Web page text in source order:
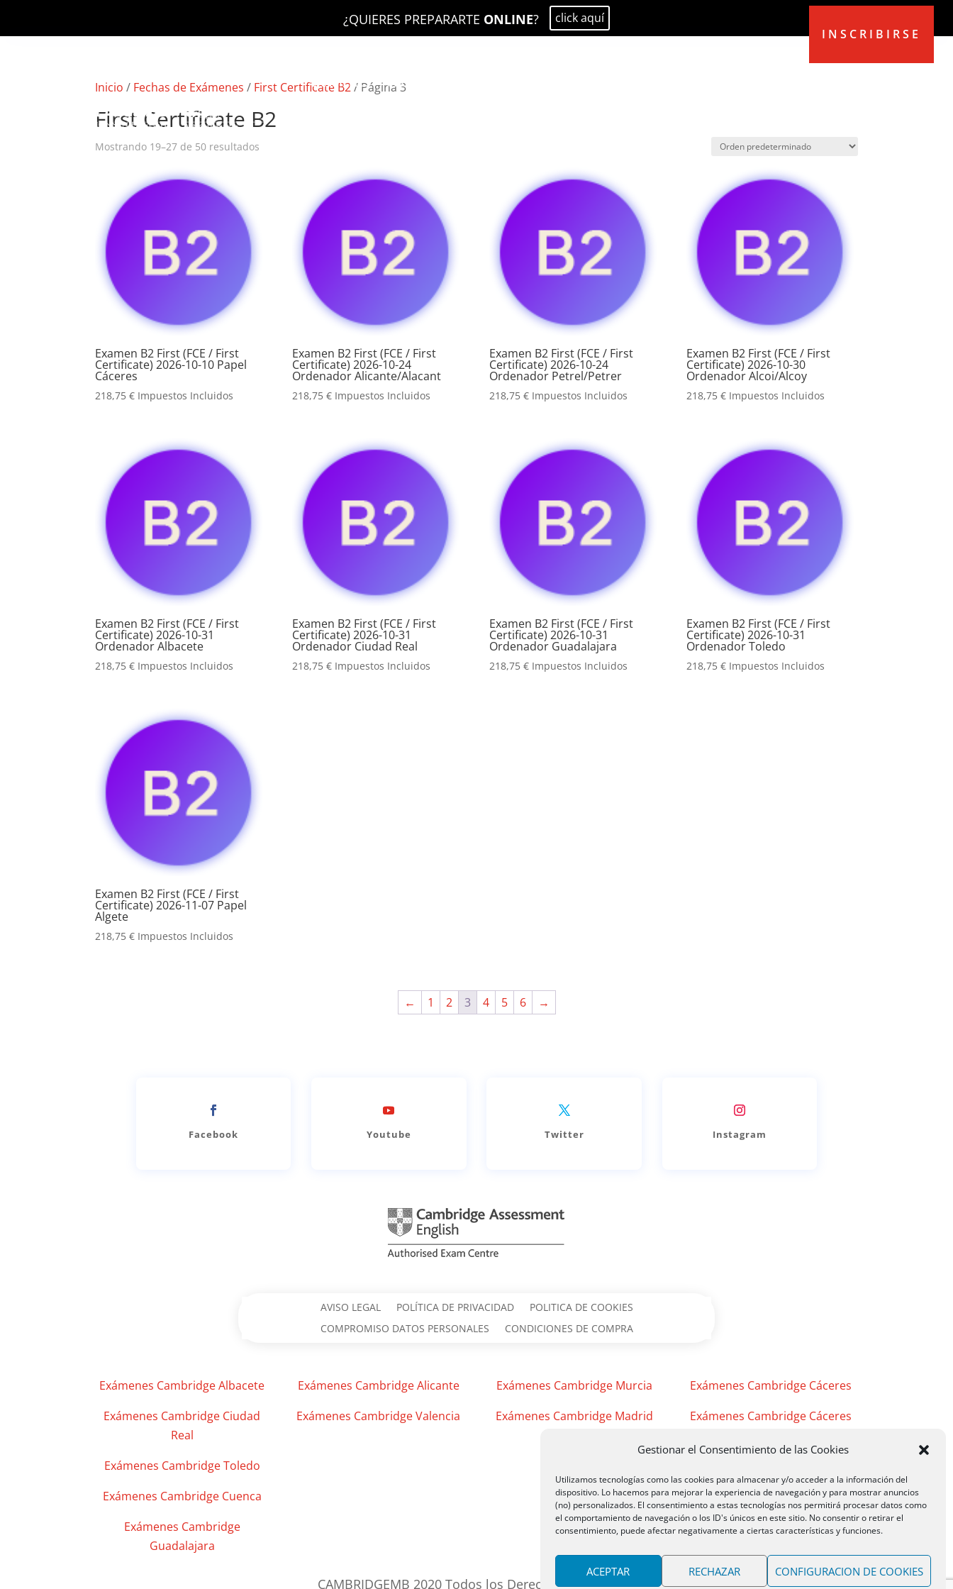
Gestionar el Consentimiento de las Cookies
Utilizamos tecnologías como las cookies para almacenar y/o acceder a la información del
dispositivo. Lo hacemos para mejorar la experiencia de navegación y para mostrar anuncios
(no) personalizados. El consentimiento a estas tecnologías nos permitirá procesar datos como
el comportamiento de navegación o los ID's únicos en este sitio. No consentir o retirar el
consentimiento, puede afectar negativamente a ciertas características y funciones.
ACEPTAR RECHAZAR CONFIGURACION DE COOKIES
¿QUIERES PREPARARTE ONLINE? click aquí
EXÁMENES PREPÁRATE
INSCRIBIRSE
Inicio / Fechas de Exámenes / First Certificate B2/ Página 3
First Certificate B2
Mostrando 19–27 de 50 resultados
Examen B2 First (FCE / First
Certificate) 2026-10-10 Papel
Cáceres
218,75€ Impuestos Incluidos
Examen B2 First (FCE / First
Certificate) 2026-10-24
Ordenador Alicante/Alacant
218,75€ Impuestos Incluidos
Examen B2 First (FCE / First
Certificate) 2026-10-24
Ordenador Petrel/Petrer
218,75€ Impuestos Incluidos
Examen B2 First (FCE / First
Certificate) 2026-10-30
Ordenador Alcoi/Alcoy
218,75€ Impuestos Incluidos
Examen B2 First (FCE / First
Certificate) 2026-10-31
Ordenador Albacete
218,75€ Impuestos Incluidos
Examen B2 First (FCE / First
Certificate) 2026-10-31
Ordenador Ciudad Real
218,75€ Impuestos Incluidos
Examen B2 First (FCE / First
Certificate) 2026-10-31
Ordenador Guadalajara
218,75€ Impuestos Incluidos
Examen B2 First (FCE / First
Certificate) 2026-10-31
Ordenador Toledo
218,75€ Impuestos Incluidos
Examen B2 First (FCE / First
Certificate) 2026-11-07 Papel
Algete
218,75€ Impuestos Incluidos
← 1 2 3 4 5 6 →
Facebook Youtube Twitter Instagram
AVISO LEGAL POLÍTICA DE PRIVACIDAD
POLITICA DE COOKIES
COMPROMISO DATOS PERSONALES
CONDICIONES DE COMPRA
Exámenes Cambridge Albacete
Exámenes Cambridge Ciudad
Real
Exámenes Cambridge Toledo
Exámenes Cambridge Cuenca
Exámenes Cambridge
Guadalajara
Exámenes Cambridge Alicante
Exámenes Cambridge Valencia
Exámenes Cambridge Murcia
Exámenes Cambridge Madrid
Exámenes Cambridge Cáceres
Exámenes Cambridge Cáceres
Exámenes Cambridge Mérida
CAMBRIDGEMB 2020 Todos los Derechos Reservados